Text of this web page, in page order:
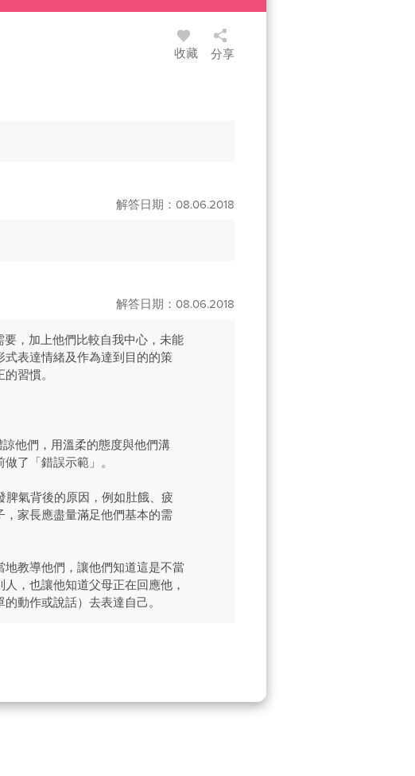
收藏 分享
解答日期：08.06.2018
解答日期：08.06.2018
，加上他們比較自我中心，未能
表達情緒及作為達到目的的策
習慣。
他們，用溫柔的態度與他們溝
了「錯誤示範」。
氣背後的原因，例如肚餓、疲
家長應盡量滿足他們基本的需
教導他們，讓他們知道這是不當
，也讓他知道父母正在回應他，
動作或說話）去表達自己。